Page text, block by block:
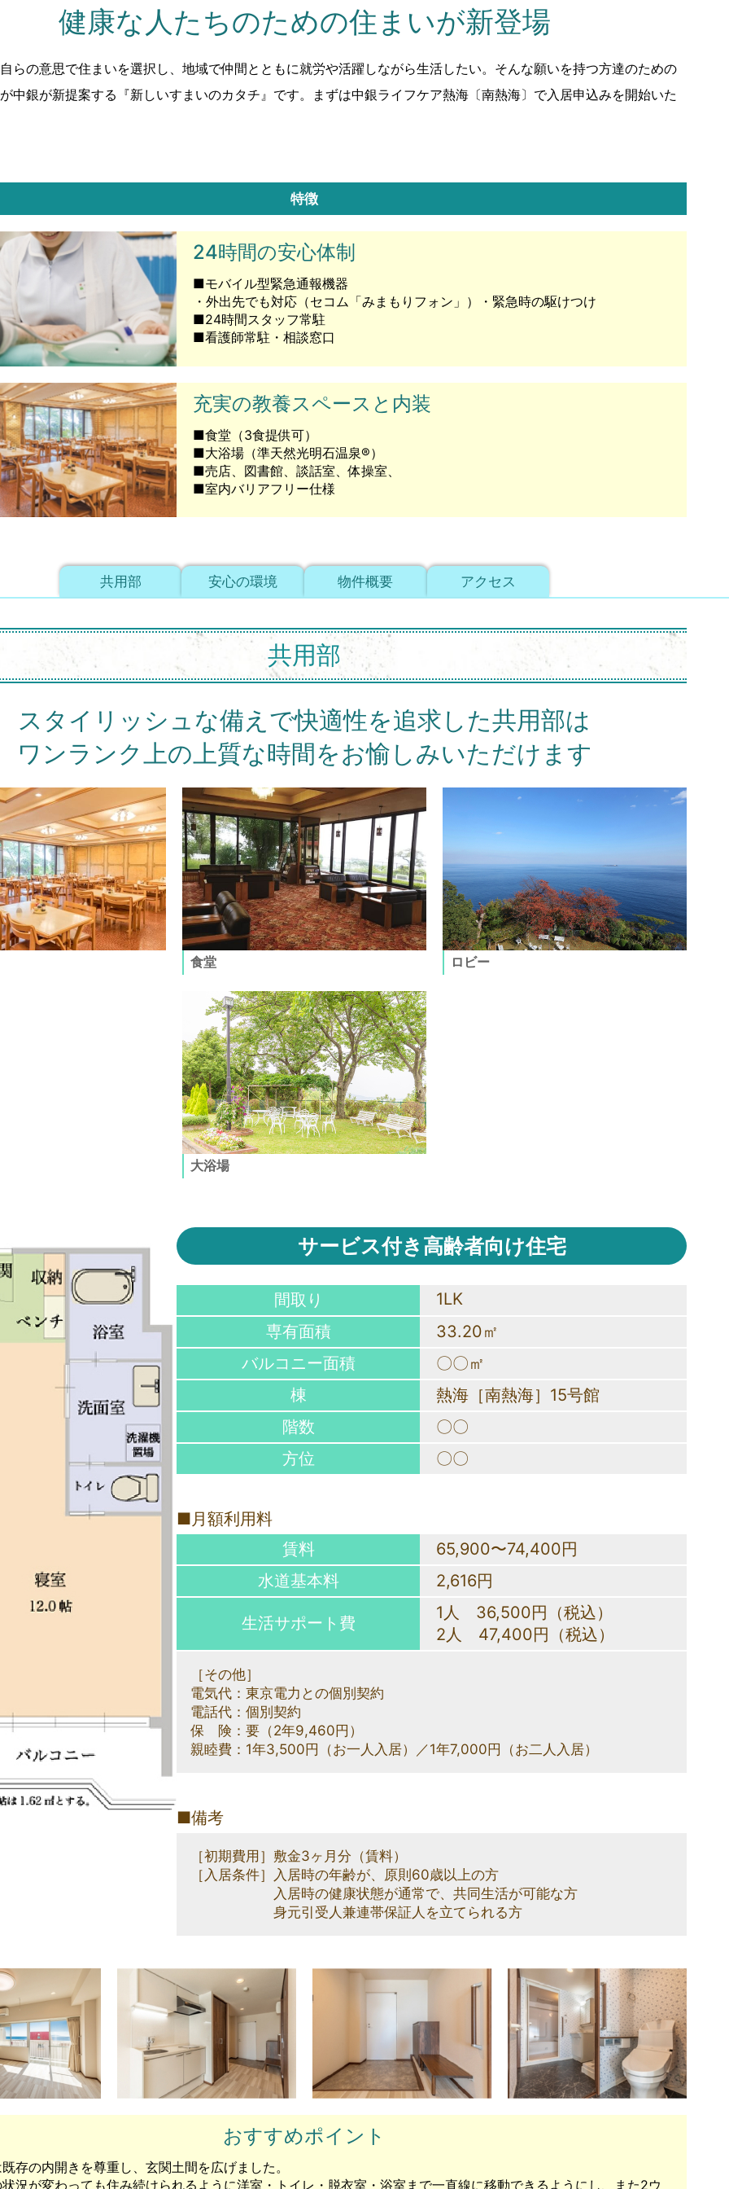
健康な人たちのための住まいが新登場
らの意思で住まいを選択し、地域で仲間とともに就労や活躍しながら生活したい。そんな願いを持つ方達のための
中銀が新提案する『新しいすまいのカタチ』です。まずは中銀ライフケア熱海〔南熱海〕で入居申込みを開始いた
特徴
24時間の安心体制
■モバイル型緊急通報機器
・外出先でも対応（セコム「みまもりフォン」）・緊急時の駆けつけ
■24時間スタッフ常駐
■看護師常駐・相談窓口
充実の教養スペースと内装
■食堂（3食提供可）
■大浴場（準天然光明石温泉®️）
■売店、図書館、談話室、体操室、
■室内バリアフリー仕様
共用部 安心の環境 物件概要 アクセス
共用部
スタイリッシュな備えで快適性を追求した共用部は
ワンランク上の上質な時間をお愉しみいただけます
食堂 ロビー
大浴場
サービス付き高齢者向け住宅
間取り
1LK
専有面積
33.20㎡
バルコニー面積
〇〇㎡
棟
熱海［南熱海］15号館
階数
〇〇
方位
〇〇
■月額利用料
賃料
65,900〜74,400円
水道基本料
2,616円
生活サポート費
1人 36,500円（税込）
2人 47,400円（税込）
［その他］
電気代：東京電力との個別契約
電話代：個別契約
保 険：要（2年9,460円）
親睦費：1年3,500円（お一人入居）／1年7,000円（お二人入居）
■備考
［初期費用］敷金3ヶ月分（賃料）
［入居条件］入居時の年齢が、原則60歳以上の方
入居時の健康状態が通常で、共同生活が可能な方
身元引受人兼連帯保証人を立てられる方
おすすめポイント
存の内開きを尊重し、玄関土間を広げました。
況が変わっても住み続けられるように洋室・トイレ・脱衣室・浴室まで一直線に移動できるようにし、また2ウ